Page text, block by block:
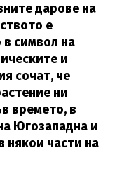
дарове на
е
символ на
и
сочат, че
ни
времето, в
Югозападна и
някои части на